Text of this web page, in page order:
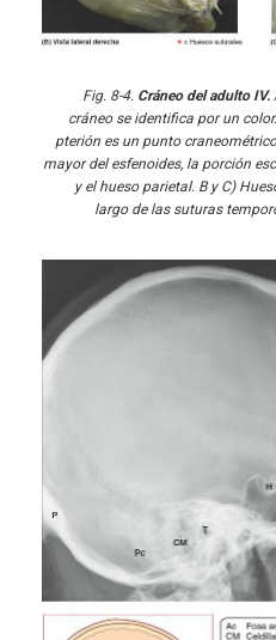
Fig. 8-4. Cráneo del adulto IV.
cráneo se identifica por un
pterión es un punto
mayor del esfenoides, la porción
y el hueso parietal. B y C)
largo de las suturas